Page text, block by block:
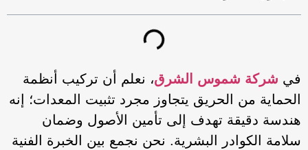
في شركة شموس الشرق، نعلم أن تركيب أنظمة
الحماية من الحريق يتجاوز مجرد تثبيت المعدات؛ إنه
هندسة دقيقة تهدف إلى تأمين الأصول وضمان
سلامة الكوادر البشرية. نحن نجمع بين الخبرة الفنية